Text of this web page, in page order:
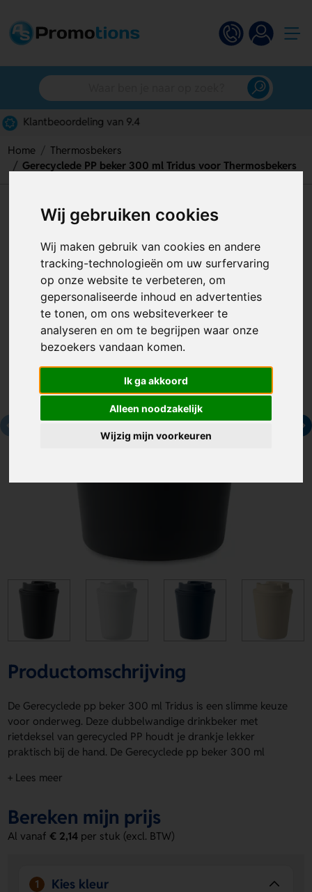
Wij gebruiken cookies
Wij maken gebruik van cookies en andere
tracking-technologieën om uw surfervaring
op onze website te verbeteren, om
gepersonaliseerde inhoud en advertenties
te tonen, om ons websiteverkeer te
analyseren en om te begrijpen waar onze
bezoekers vandaan komen.
Ik ga akkoord
Alleen noodzakelijk
Wijzig mijn voorkeuren
Gratis digitaal ontwerp
Home
Thermosbekers
Gerecyclede PP beker 300 ml Tridus voor Thermosbekers
Gerecyclede PP beker 300 ml
Artikelnummer:129468
Productomschrijving
De Gerecyclede pp beker 300 ml Tridus is een slimme keuze
voor onderweg. Deze dubbelwandige drinkbeker met
rietdeksel van gerecycled PP houdt je drankje lekker
praktisch bij de hand. De Gerecyclede pp beker 300 ml
Zwart, Wit, Kobaltblauw, Beige, Groen en Blauw. Laat je logo,
Voorzijde onderaan, Achterzijde bovenaan, Achterzijde
onderaan of Rondom. Bestel of vraag een prijs op.
300 ml Tridus
+ Lees meer
Bereken mijn prijs
Al vanaf€ 2,14 per stuk (excl. BTW)
1 Kies kleur